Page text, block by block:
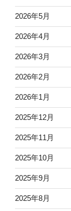
2026年5月
2026年4月
2026年3月
2026年2月
2026年1月
2025年12月
2025年11月
2025年10月
2025年9月
2025年8月